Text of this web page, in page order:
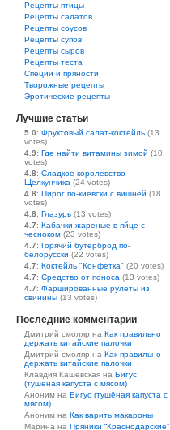
Рецепты птицы
Рецепты салатов
Рецепты соусов
Рецепты супов
Рецепты сыров
Рецепты теста
Специи и пряности
Творожные рецепты
Эротические рецепты
Лучшие статьи
5.0: Фруктовый салат-коктейль (13
votes)
4.9: Где найти витамины зимой (10
votes)
4.8: Сладкое королевство
Щелкунчика (24 votes)
4.8: Пирог по-киевски с вишней (18
votes)
4.8: Глазурь (13 votes)
4.7: Кабачки жареные в яйце с
чесноком (23 votes)
4.7: Горячий бутерброд по-
белорусски (22 votes)
4.7: Коктейль "Конфетка" (20 votes)
4.7: Средство от поноса (13 votes)
4.7: Фаршированные рулеты из
свинины (13 votes)
Последние комментарии
Дмитрий смоляр на Как правильно
держать китайские палочки
Дмитрий смоляр на Как правильно
держать китайские палочки
Клавдия Кашевская на Бигус
(тушёная капуста с мясом)
Аноним на Бигус (тушёная капуста с
мясом)
Аноним на Как варить макароны
Марина на Пряники “Краснодарские”